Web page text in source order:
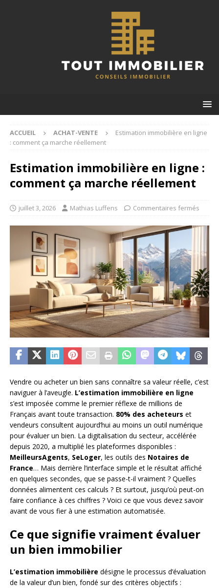
ACCUEIL ACHAT-VENTE
Estimation immobilière en ligne
: comment ça marche réellement
Estimation immobilière en ligne :
comment ça marche réellement
juillet 3, 2026 Mathias Luffens Commentaires fermés
Vendre ou acheter un bien sans connaître sa valeur réelle, c’est
naviguer à l’aveugle. L’estimation immobilière en ligne
s’est imposée comme le premier réflexe de millions de
Français avant toute transaction. 80% des acheteurs et
vendeurs consultent aujourd’hui au moins un outil numérique
pour évaluer un bien. La digitalisation du secteur, accélérée
depuis 2020, a multiplié les plateformes disponibles :
MeilleursAgents, SeLoger, les outils des Notaires de
France… Mais derrière l’interface simple et le résultat affiché
en quelques secondes, que se passe-t-il vraiment ? Quelles
données alimentent ces calculs ? Et surtout, jusqu’où peut-on
faire confiance à ces chiffres ? Voici ce que vous devez savoir
avant de vous fier à une estimation automatisée.
Ce que signifie vraiment évaluer
un bien immobilier
L’estimation immobilière désigne le processus d’évaluation
de la valeur d’un bien, fondé sur des critères objectifs :